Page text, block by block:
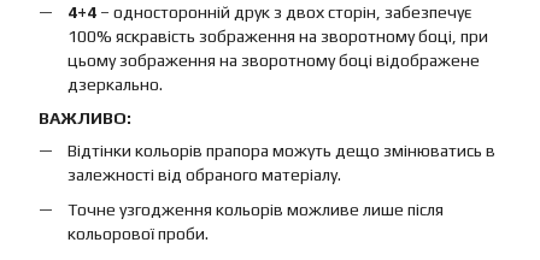
4+4 – односторонній друк з двох сторін, забезпечує
100% яскравість зображення на зворотному боці, при
цьому зображення на зворотному боці відображене
дзеркально.
ВАЖЛИВО:
Відтінки кольорів прапора можуть дещо змінюватись в
залежності від обраного матеріалу.
Точне узгодження кольорів можливе лише після
кольорової проби.